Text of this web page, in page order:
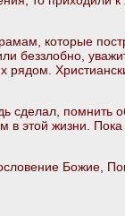
которые
беззлобно,
сделал, помнить
в этой жизни.
Божие,